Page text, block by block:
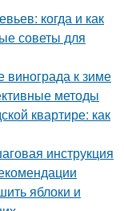
когда и как
советы для
винограда к зиме
методы
квартире: как
инструкция
яблоки и